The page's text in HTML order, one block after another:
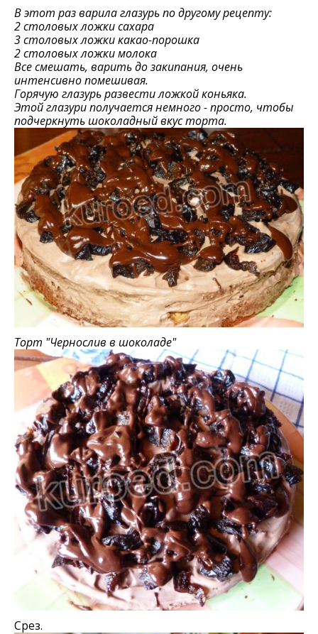
В этот раз варила глазурь по другому рецепту:
2 столовых ложки сахара
3 столовых ложки какао-порошка
2 столовых ложки молока
Все смешать, варить до закипания, очень
интенсивно помешивая.
Горячую глазурь развести ложкой коньяка.
Этой глазури получается немного - просто, чтобы
подчеркнуть шоколадный вкус торта.
Торт "Чернослив в шоколаде"
Срез.